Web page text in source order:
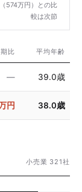
574万円）との比
較は次節
比 平均年齢
— 39.0歳
円 38.0歳
小売業 321社